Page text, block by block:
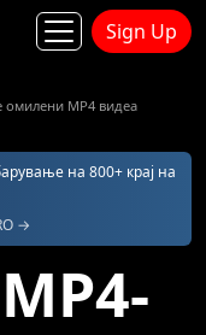
Sign Up
омилени MP4 видеа
на 800+ крај на
→